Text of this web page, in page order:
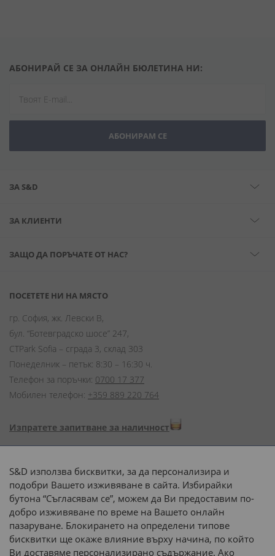
АБОНИРАЙ СЕ ЗА ОНЛАЙН БЮЛЕТИНА НИ:
АБОНИРАМ СЕ
ЗА S&D
ЗА КЛИЕНТИ
ЗАЩО ДА ПОРЪЧАТЕ ОТ НАС?
ПОСЕТЕТЕ НИ НА МЯСТО
гр. София, жк. Левски В,
бул. “Ботевградско шосе” 247,
CTPark Sofia – сграда 3, склад 303
Понеделник – петък: 8:30 – 16:30 ч.
Телефон за поръчки: 0700 17 377
Мобилен телефон: +359 889 220 764
Изпратете запитване за наличност
Начини на плащане:
Доставка до адрес с:
S&D използва бисквитки, за да персонализира и
подобри Вашето изживяване в сайта. Избирайки
бутона “Съгласявам се”, можем да Ви предоставим по-
добро изживяване по време на Вашето онлайн
пазаруване. Блокирането на определени типове
бисквитки ще окаже влияние върху начина, по който
Ви доставяме персонализирано съдържание. Ако